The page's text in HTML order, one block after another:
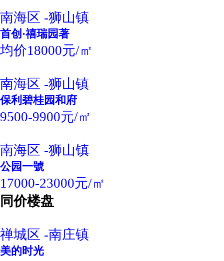
南海区 -狮山镇
首创·禧瑞园著
均价18000元/㎡
南海区 -狮山镇
保利碧桂园和府
9500-9900元/㎡
南海区 -狮山镇
公园一號
17000-23000元/㎡
同价楼盘
禅城区 -南庄镇
美的时光